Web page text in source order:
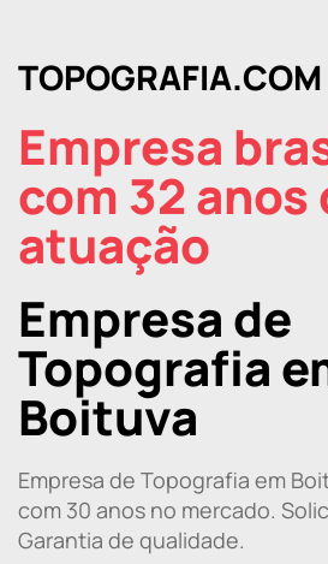
TOPOGRAFIA.COM
Empresa
com 32 anos
atuação
Empresa de
Topografia
Boituva
Empresa de Topografia em
com 30 anos no mercado.
Garantia de qualidade.